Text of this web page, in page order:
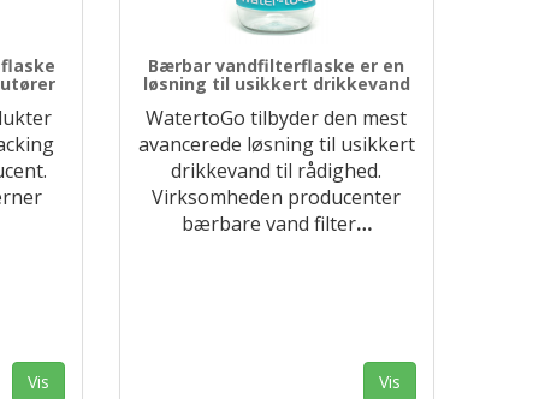
Vis
Bærbar vandfilterflaske er en
løsning til usikkert drikkevand
WatertoGo tilbyder den mest
avancerede løsning til usikkert
drikkevand til rådighed.
Virksomheden producenter
bærbare vand filter…
Vis